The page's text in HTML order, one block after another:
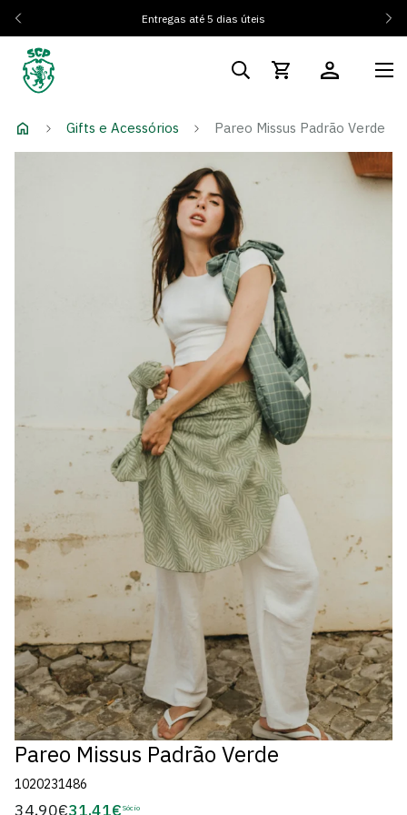
Entregas até 5 dias úteis
Gifts e Acessórios Pareo Missus Padrão Verde
Pareo Missus Padrão Verde
1020231486
Preço
34,90€31,41€ Sócio